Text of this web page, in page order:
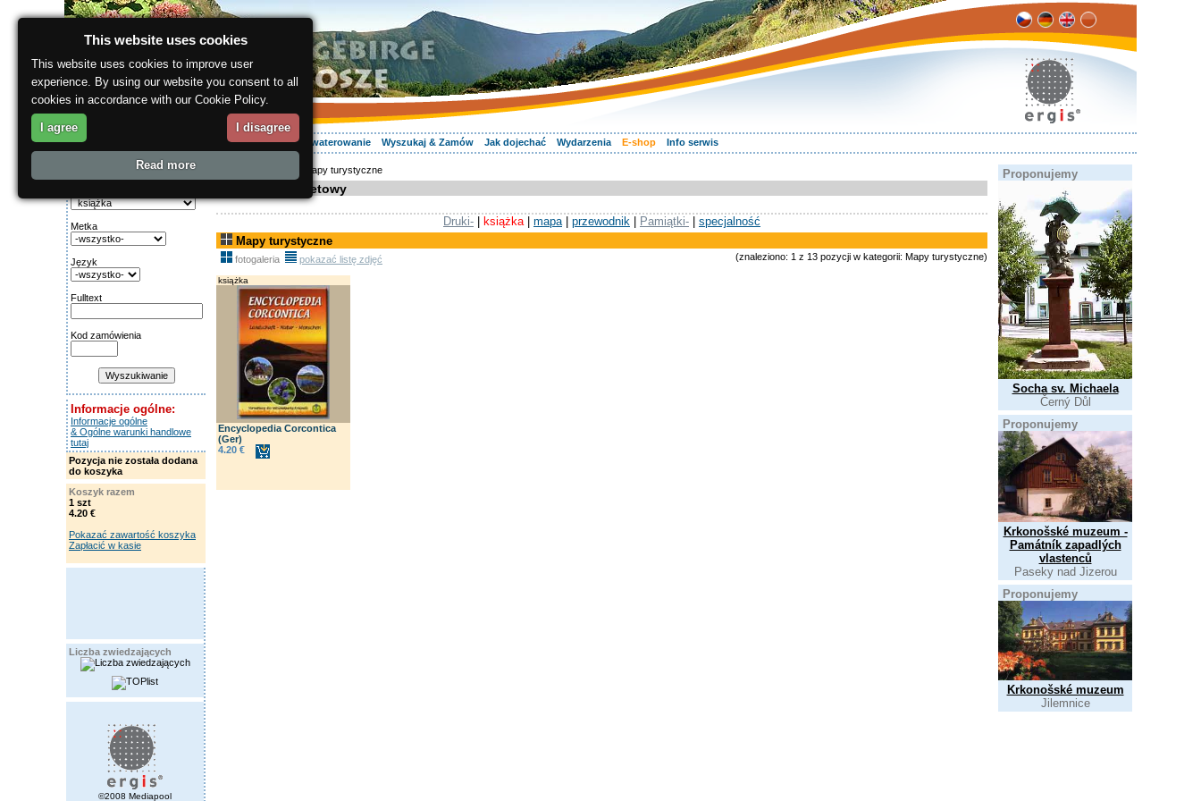
O regionie Wasz urlop Zakwaterowanie Wyszukaj & Zamów Jak dojechać Wydarzenia E-shop Info serwis
Wyszukiwanie:
Metka
Język
Fulltext
Kod zamówienia
Informacje ogólne:
Informacje ogólne
& Ogólne warunki handlowe
tutaj
Pozycja nie została dodana
do koszyka
Koszyk razem
1 szt
4.20 €
Pokazać zawartość koszyka
Zapłacić w kasie
Liczba zwiedzających
©2008 Mediapool
> Mapy turystyczne
Sklep internetowy
Druki- książka| mapa| przewodnik Pamiątki-
specjalność
Mapy turystyczne
fotogaleria pokazać listę zdjęć (znaleziono: 1 z 13 pozycji w kategorii: Mapy turystyczne)
książka
Encyclopedia Corcontica
(Ger)
4.20 €
Proponujemy
Socha sv. Michaela
Černý Důl
Proponujemy
Krkonošské muzeum -
Památník zapadlých
vlastenců
Paseky nad Jizerou
Proponujemy
Krkonošské muzeum
Jilemnice
This website uses cookies
This website uses cookies to improve user
experience. By using our website you consent to all
cookies in accordance with our Cookie Policy.
I agree I disagree
Read more